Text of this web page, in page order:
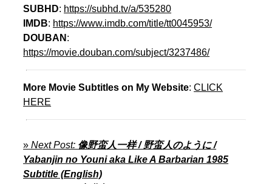
SUBHD: https://subhd.tv/a/535280
IMDB: https://www.imdb.com/title/tt0045953/
DOUBAN :
https://movie.douban.com/subject/3237486/
More Movie Subtitles on My Website:CLICK
HERE
» Next Post: 像野蛮人一样 / 野蛮人のように /
Yabanjin no Youni aka Like A Barbarian 1985
Subtitle (English)